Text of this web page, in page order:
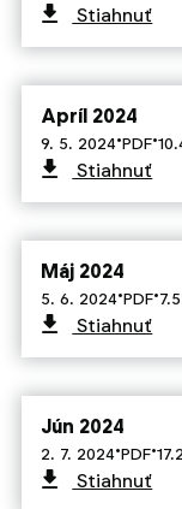
Stiahnuť
Apríl 2024
9. 5. 2024·PDF·
Stiahnuť
Máj 2024
5. 6. 2024·PDF·
Stiahnuť
Jún 2024
2. 7. 2024·PDF·
Stiahnuť